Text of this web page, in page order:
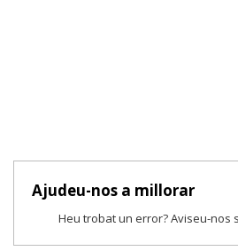
Ajudeu-nos a millorar
Heu trobat un error? Aviseu-nos